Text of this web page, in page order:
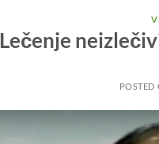
Lečenje